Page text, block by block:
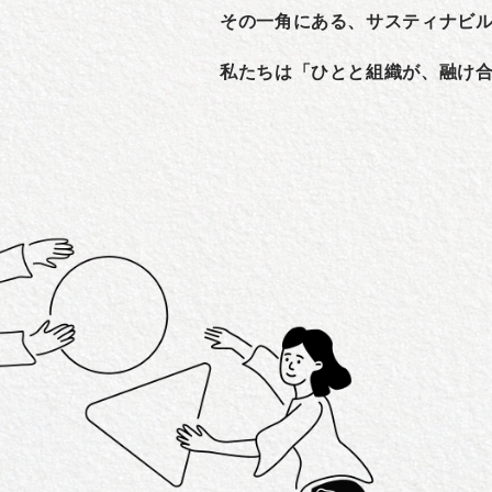
その一角にある、サスティナビ
私たちは「ひとと組織が、融け